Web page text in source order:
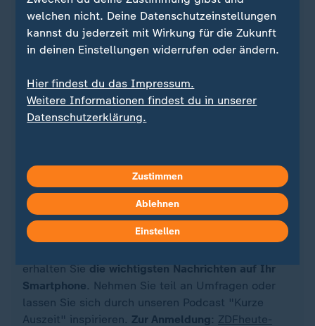
Quelle: dpa
Sie wollen auf dem Laufenden bleiben? Dann sind
erhalten Sie die wichtigsten Nachrichten auf Ihr
Smartphone. Nehmen Sie teil an Umfragen oder
lassen Sie sich durch unseren Podcast "Kurze
Auszeit" inspirieren. Zur Anmeldung : ZDFheute-
welchen nicht. Deine Datenschutzeinstellungen
kannst du jederzeit mit Wirkung für die Zukunft
in deinen Einstellungen widerrufen oder ändern.
Hier findest du das Impressum.
Weitere Informationen findest du in unserer
Datenschutzerklärung.
Zustimmen
Ablehnen
Einstellen